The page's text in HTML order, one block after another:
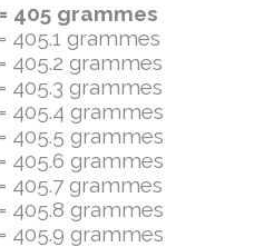
405 grammes
405.1 grammes
405.2 grammes
405.3 grammes
405.4 grammes
405.5 grammes
405.6 grammes
405.7 grammes
405.8 grammes
405.9 grammes